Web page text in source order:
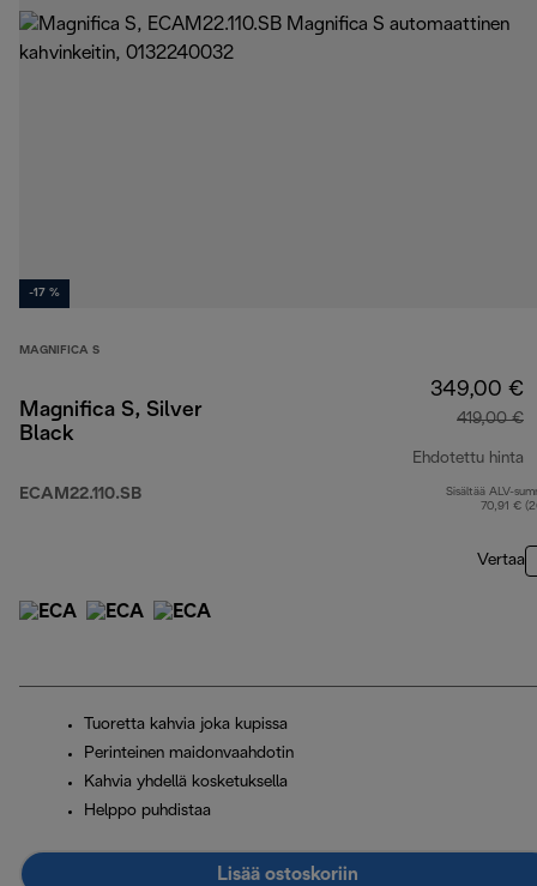
-17 %
MAGNIFICA S
Magnifica S, Silver
Black
ECAM22.110.SB
349,00 €
419,00 €
Ehdotettu hinta
Sisältää ALV-
70,91 €
Vertaa
Tuoretta kahvia joka kupissa
Perinteinen maidonvaahdotin
Kahvia yhdellä kosketuksella
Helppo puhdistaa
Lisää ostoskoriin